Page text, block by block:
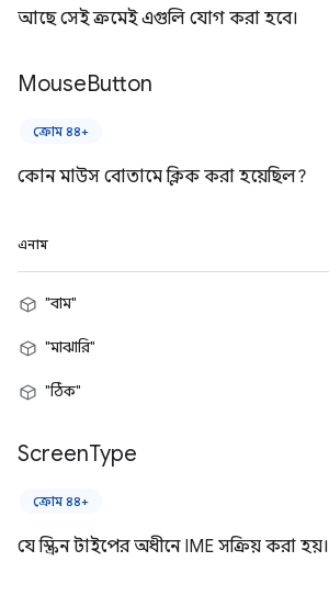
আছে সেই ক্রমেই এগুলি যোগ করা হবে।
MouseButton
ক্রোম ৪৪+
কোন মাউস বোতামে ক্লিক করা হয়েছিল?
এনাম
"বাম"
"মাঝারি"
"ঠিক"
ScreenType
ক্রোম ৪৪+
যে স্ক্রিন টাইপের অধীনে IME সক্রিয় করা হয়।